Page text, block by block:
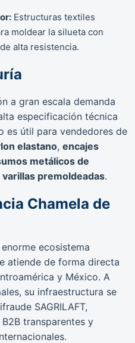
Estructuras textiles
moldear la silueta con
alta resistencia.
a gran escala demanda
especificación técnica
es útil para vendedores de
elastano, encajes
metálicos de
premoldeadas.
Chamela de
ecosistema
atiende de forma directa
y México. A
su infraestructura se
SAGRILAFT,
transparentes y